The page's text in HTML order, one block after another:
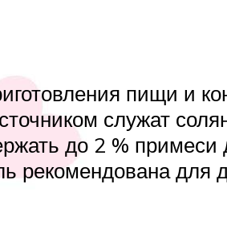
пищи и
служат
до 2 % примеси
рекомендована для